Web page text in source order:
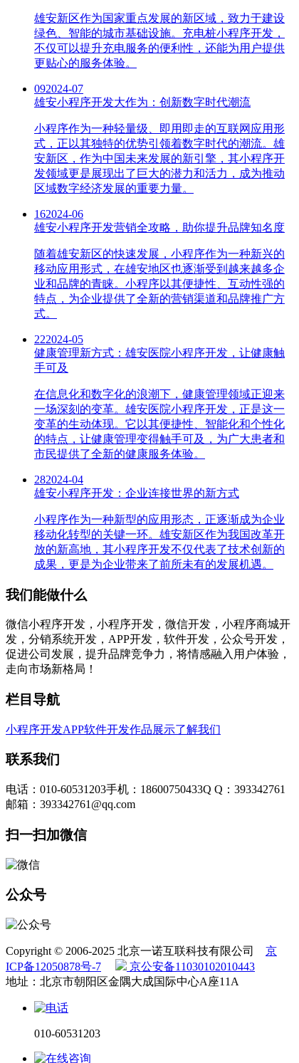
雄安新区作为国家重点发展的新区域，致力于建设
绿色、智能的城市基础设施。充电桩小程序开发，
不仅可以提升充电服务的便利性，还能为用户提供
更贴心的服务体验。
092024-07
雄安小程序开发大作为：创新数字时代潮流
小程序作为一种轻量级、即用即走的互联网应用形
式，正以其独特的优势引领着数字时代的潮流。雄
安新区，作为中国未来发展的新引擎，其小程序开
发领域更是展现出了巨大的潜力和活力，成为推动
区域数字经济发展的重要力量。
162024-06
雄安小程序开发营销全攻略，助你提升品牌知名度
随着雄安新区的快速发展，小程序作为一种新兴的
移动应用形式，在雄安地区也逐渐受到越来越多企
业和品牌的青睐。小程序以其便捷性、互动性强的
特点，为企业提供了全新的营销渠道和品牌推广方
式。
222024-05
健康管理新方式：雄安医院小程序开发，让健康触
手可及
在信息化和数字化的浪潮下，健康管理领域正迎来
一场深刻的变革。雄安医院小程序开发，正是这一
变革的生动体现。它以其便捷性、智能化和个性化
的特点，让健康管理变得触手可及，为广大患者和
市民提供了全新的健康服务体验。
282024-04
雄安小程序开发：企业连接世界的新方式
小程序作为一种新型的应用形态，正逐渐成为企业
移动化转型的关键一环。雄安新区作为我国改革开
放的新高地，其小程序开发不仅代表了技术创新的
成果，更是为企业带来了前所未有的发展机遇。
我们能做什么
微信小程序开发，小程序开发，微信开发，小程序商城开
发，分销系统开发，APP开发，软件开发，公众号开发，
促进公司发展，提升品牌竞争力，将情感融入用户体验，
走向市场新格局！
栏目导航
小程序开发APP软件开发作品展示了解我们
联系我们
电话：010-60531203手机：18600750433Q Q：393342761
邮箱：393342761@qq.com
扫一扫加微信
公众号
Copyright © 2006-2025 北京一诺互联科技有限公司 京
ICP备12050878号-7
京公安备11030102010443
地址：北京市朝阳区金隅大成国际中心A座11A
010-60531203